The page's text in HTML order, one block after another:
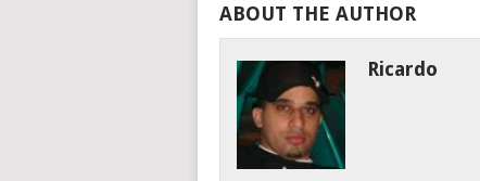
ABOUT THE AUTHOR
Ricardo